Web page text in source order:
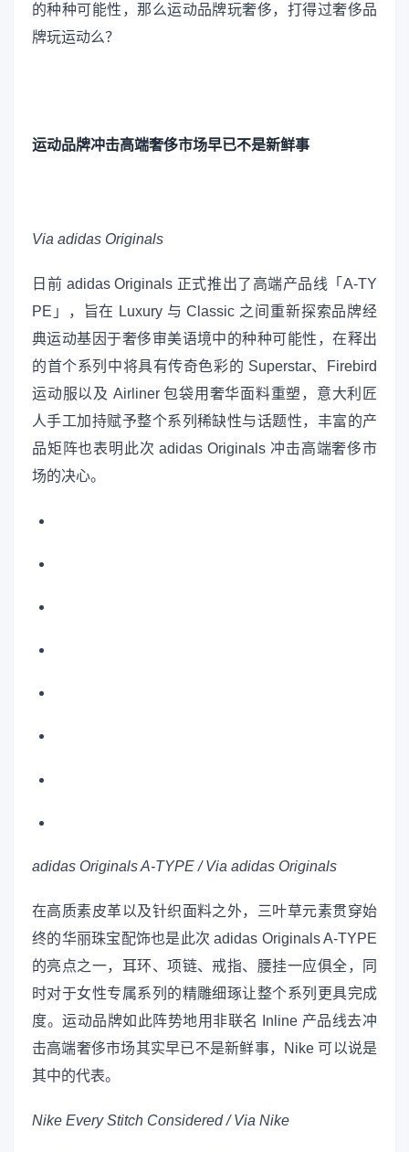
的种种可能性，那么运动品牌玩奢侈，打得过奢侈品
牌玩运动么？
运动品牌冲击高端奢侈市场早已不是新鲜事
Via adidas Originals
日前 adidas Originals 正式推出了高端产品线「A-TY
PE」，旨在 Luxury 与 Classic 之间重新探索品牌经
典运动基因于奢侈审美语境中的种种可能性，在释出
的首个系列中将具有传奇色彩的 Superstar、Firebird
运动服以及 Airliner 包袋用奢华面料重塑，意大利匠
人手工加持赋予整个系列稀缺性与话题性，丰富的产
品矩阵也表明此次 adidas Originals 冲击高端奢侈市
场的决心。
adidas Originals A-TYPE / Via adidas Originals
在高质素皮革以及针织面料之外，三叶草元素贯穿始
终的华丽珠宝配饰也是此次 adidas Originals A-TYPE
的亮点之一，耳环、项链、戒指、腰挂一应俱全，同
时对于女性专属系列的精雕细琢让整个系列更具完成
度。运动品牌如此阵势地用非联名 Inline 产品线去冲
击高端奢侈市场其实早已不是新鲜事，Nike 可以说是
其中的代表。
Nike Every Stitch Considered/Via Nike